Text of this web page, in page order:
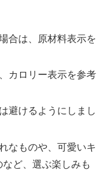
合は、原材料表示を
カロリー表示を参考
避けるようにしまし
なものや、可愛いキ
ど、選ぶ楽しみも